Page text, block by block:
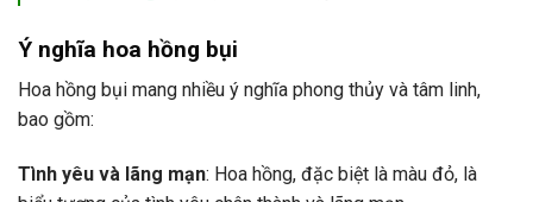
Ý nghĩa hoa hồng bụi
Hoa hồng bụi mang nhiều ý nghĩa phong thủy và tâm linh,
bao gồm:
Tình yêu và lãng mạn: Hoa hồng, đặc biệt là màu đỏ, là